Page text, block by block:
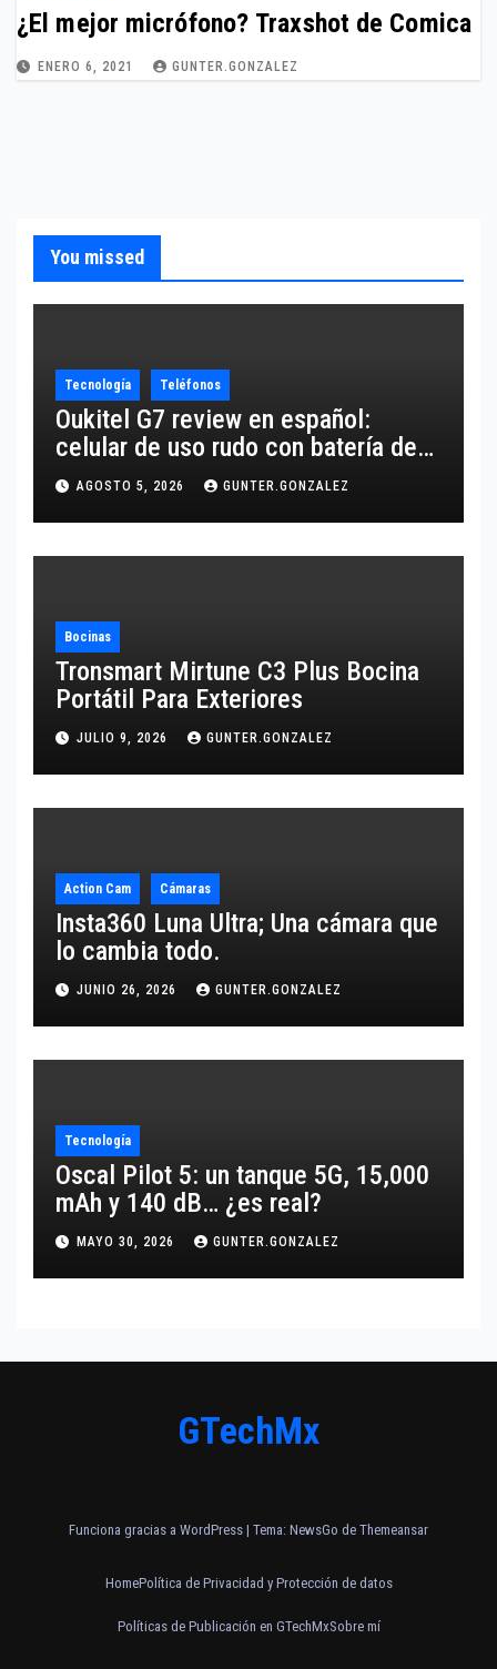
¿El mejor micrófono? Traxshot de Comica
ENERO 6, 2021 GUNTER.GONZALEZ
You missed
Tecnología Teléfonos
Oukitel G7 review en español:
celular de uso rudo con batería de
10,600 mAh
AGOSTO 5, 2026 GUNTER.GONZALEZ
Bocinas
Tronsmart Mirtune C3 Plus Bocina
Portátil Para Exteriores
JULIO 9, 2026 GUNTER.GONZALEZ
Action Cam Cámaras
Insta360 Luna Ultra; Una cámara que
lo cambia todo.
JUNIO 26, 2026 GUNTER.GONZALEZ
Tecnología
Oscal Pilot 5: un tanque 5G, 15,000
mAh y 140 dB… ¿es real?
MAYO 30, 2026 GUNTER.GONZALEZ
GTechMx
Funciona gracias a WordPress | Tema: NewsGo de Themeansar
HomePolítica de Privacidad y Protección de datos
Políticas de Publicación en GTechMxSobre mí